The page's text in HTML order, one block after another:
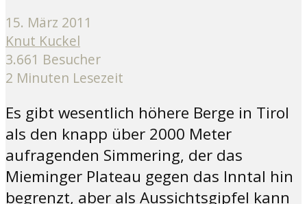
15. März 2011
Knut Kuckel
3.661 Besucher
2 Minuten Lesezeit
Es gibt wesentlich höhere Berge in Tirol
als den knapp über 2000 Meter
aufragenden Simmering, der das
Mieminger Plateau gegen das Inntal hin
begrenzt, aber als Aussichtsgipfel kann